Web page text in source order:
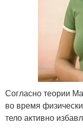
Согласно теории
во время
тело активно